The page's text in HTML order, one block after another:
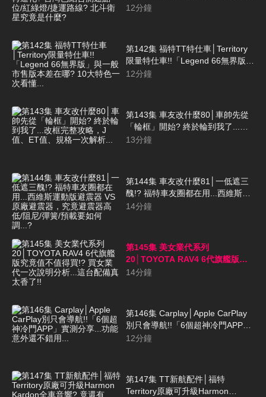
結合測速點位/紅綠燈/捷運路線? 北
12分鐘
第142集 福特TT特仕車│Territory
限量特仕車!!「Legend 66無界版」
與一般市售版本差在哪? 10大特色
12分鐘
第143集 車友改什麼80│車帥先從
「輪框」開始? 終於輪到我了...改
框完整攻略，J值、ET值、規格一
13分鐘
第144集 車友改什麼81│一低遮三
醜!? 福特車友圈都在用...西維斯運
動版避震器 VS 原廠避震器，究竟
14分鐘
第145集 美女業代系列
20│TOYOTA RAV4 6代旗艦版究
竟值不值得買!? 買女業代一次說明
14分鐘
第146集 Carplay│Apple CarPlay
別只會導航!!「6個超神冷門APP」
實測分享...功能意外還不錯用...
12分鐘
第147集 TT新航配件│福特
Territory原廠可升級Harmon